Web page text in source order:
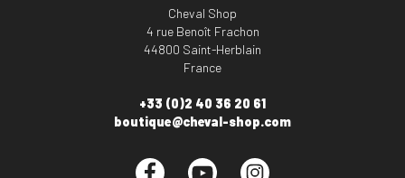
Cheval Shop
4 rue Benoît Frachon
44800 Saint-Herblain
France
+33 (0)2 40 36 20 61
boutique@cheval-shop.com
Facebook YouTube